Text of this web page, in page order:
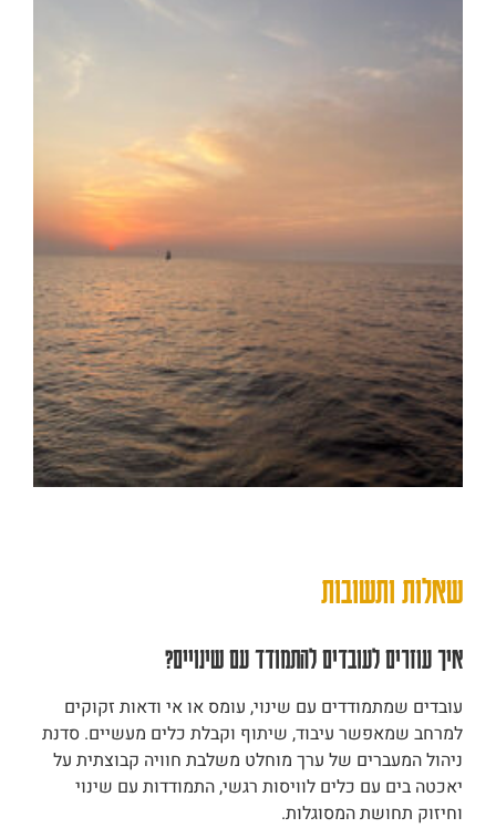
שאלות ותשובות
איך עוזרים לעובדים להתמודד עם שינויים?
עובדים שמתמודדים עם שינוי, עומס או אי ודאות זקוקים
למרחב שמאפשר עיבוד, שיתוף וקבלת כלים מעשיים. סדנת
ניהול המעברים של ערך מוחלט משלבת חוויה קבוצתית על
יאכטה בים עם כלים לוויסות רגשי, התמודדות עם שינוי
וחיזוק תחושת המסוגלות.